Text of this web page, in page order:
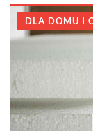
DLA DOMU I